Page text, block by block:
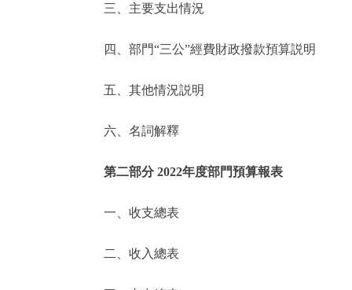
便民服務
仲介服務
政民互動
12345網上接訴即辦
參與調查
三、主要支出情況
四、部門“三公”經費財政撥款預算説明
五、其他情況説明
六、名詞解釋
第二部分 2022年度部門預算報表
一、收支總表
二、收入總表